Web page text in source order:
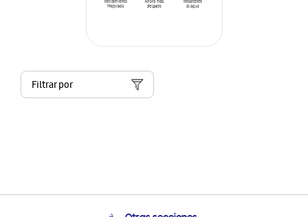
Filtrar por